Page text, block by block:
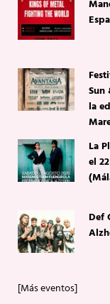
Sun
la
La
el
Def
[Más eventos]